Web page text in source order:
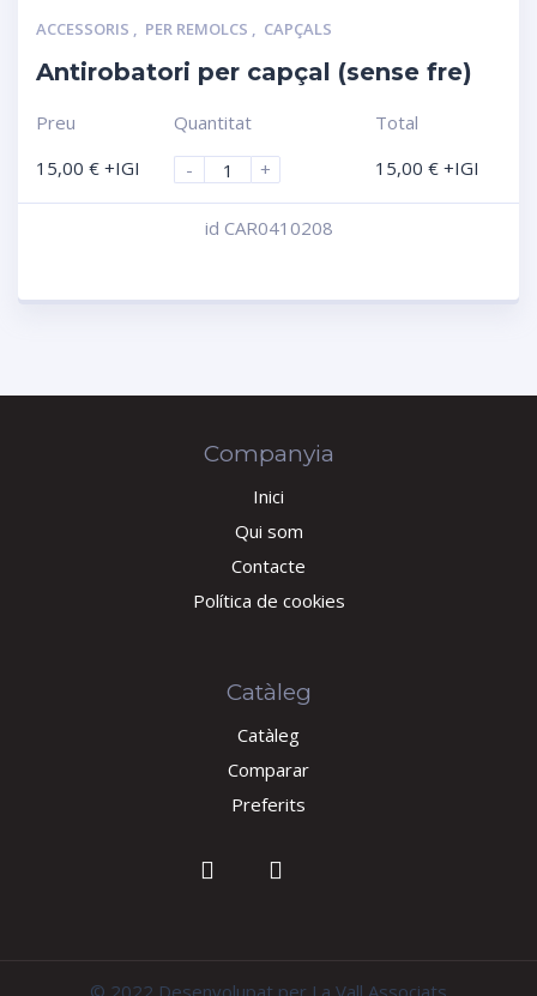
ACCESSORIS , PER REMOLCS , CAPÇALS
Antirobatori per capçal (sense fre)
Preu
15,00 € +IGI
Quantitat
-
+
Total
15,00 € +IGI
id CAR0410208
Companyia
Inici
Qui som
Contacte
Política de cookies
Catàleg
Catàleg
Comparar
Preferits
© 2022 Desenvolupat per La Vall Associats